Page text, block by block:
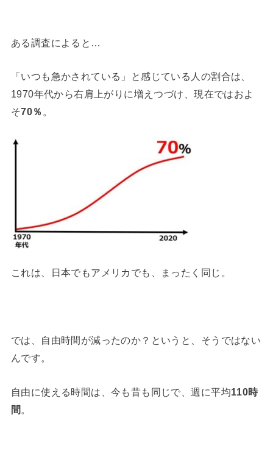
ある調査によると…
「いつも急かされている」と感じている人の割合は、
1970年代から右肩上がりに増えつづけ、現在ではおよ
そ70％ 。
これは、日本でもアメリカでも、まったく同じ。
では、自由時間が減ったのか？というと、そうではない
んです。
自由に使える時間は、今も昔も同じで、週に平均110時
間